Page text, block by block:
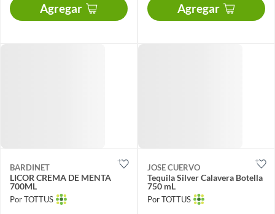
Agregar Agregar
BARDINET
LICOR CREMA DE MENTA
700ML
Por TOTTUS
JOSE CUERVO
Tequila Silver Calavera Botella
750 mL
Por TOTTUS